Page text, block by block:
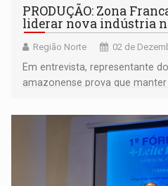
PRODUÇÃO: Zona
liderar nova indústria
Região Norte 02 de
Em entrevista, representante
amazonense prova que